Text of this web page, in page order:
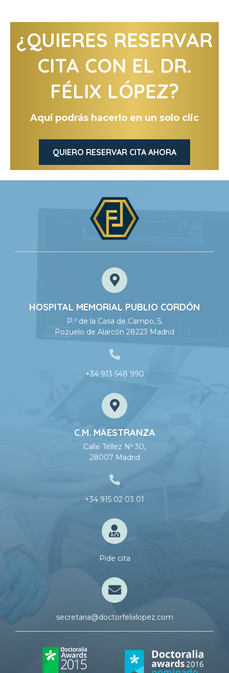
¿QUIERES RESERVAR
CITA CON EL DR.
FÉLIX LÓPEZ?
Aquí podrás hacerlo en un solo clic
QUIERO RESERVAR CITA AHORA
HOSPITAL MEMORIAL PUBLIO CORDÓN
P.º de la Casa de Campo, 5,
Pozuelo de Alarcón 28223 Madrid
+34 913 548 990
C.M. MAESTRANZA
Calle Téllez Nº 30,
28007 Madrid
+34 915 02 03 01
Pide cita
secretaria@doctorfelixlopez.com